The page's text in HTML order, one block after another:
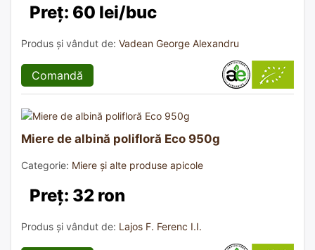
Preț: 60 lei/buc
Produs și vândut de: Vadean George Alexandru
Comandă
Miere de albină polifloră Eco 950g
Categorie: Miere și alte produse apicole
Preț: 32 ron
Produs și vândut de: Lajos F. Ferenc I.I.